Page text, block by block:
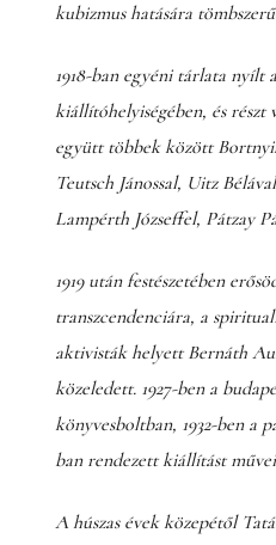
kubizmus hatására
1918-ban egyéni tárlata nyílt
kiállítóhelyiségében, és
együtt többek között
Teutsch Jánossal, Uitz
Lampérth Józseffel, Pátzay
1919 után festészetében
transzcendenciára, a
aktivisták helyett Bernáth
közeledett. 1927-ben a
könyvesboltban, 1932-ben a
ban rendezett kiállítást
A húszas évek közepétől